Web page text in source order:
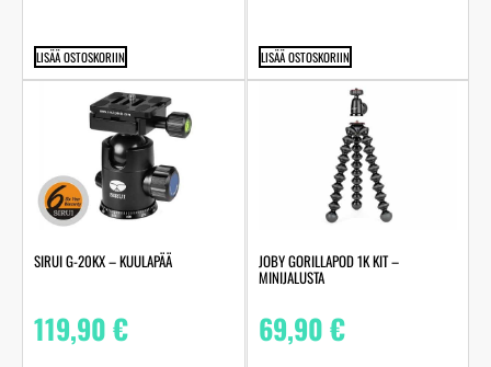
LISÄÄ OSTOSKORIIN LISÄÄ OSTOSKORIIN
SIRUI G-20KX – KUULAPÄÄ
119,90€
JOBY GORILLAPOD 1K KIT –
MINIJALUSTA
69,90€